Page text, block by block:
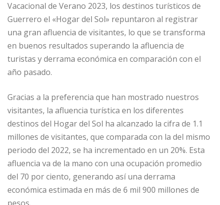
Vacacional de Verano 2023, los destinos turísticos de
Guerrero el «Hogar del Sol» repuntaron al registrar
una gran afluencia de visitantes, lo que se transforma
en buenos resultados superando la afluencia de
turistas y derrama económica en comparación con el
año pasado.
Gracias a la preferencia que han mostrado nuestros
visitantes, la afluencia turística en los diferentes
destinos del Hogar del Sol ha alcanzado la cifra de 1.1
millones de visitantes, que comparada con la del mismo
periodo del 2022, se ha incrementado en un 20%. Esta
afluencia va de la mano con una ocupación promedio
del 70 por ciento, generando así una derrama
económica estimada en más de 6 mil 900 millones de